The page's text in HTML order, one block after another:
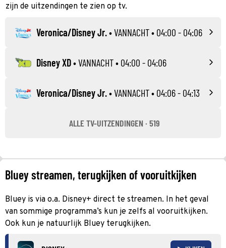
zijn de uitzendingen te zien op tv.
Veronica/Disney Jr.•VANNACHT• 04:00 - 04:06
Disney XD•VANNACHT• 04:00 - 04:06
Veronica/Disney Jr.•VANNACHT• 04:06 - 04:13
ALLE TV-UITZENDINGEN · 519
Bluey streamen, terugkijken of vooruitkijken
Bluey is via o.a. Disney+ direct te streamen. In het geval
van sommige programma’s kun je zelfs al vooruitkijken.
Ook kun je natuurlijk Bluey terugkijken.